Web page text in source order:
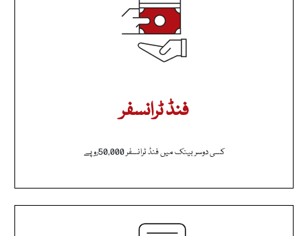
فنڈ ٹرانسفر
کسی دوسر بینک میں فنڈ ٹرانسفر 50,000روپے